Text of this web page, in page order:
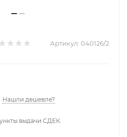
Артикул: 040126/2
Нашли дешевле?
выдачи СДЕК.